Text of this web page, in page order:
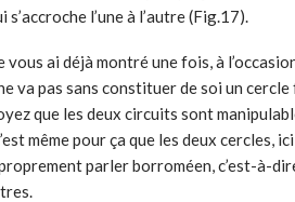
l’une à l’autre (Fig.17).
ai déjà montré une fois, à
va pas sans constituer de soi un cercle
que les deux circuits sont
même pour ça que les deux cercles,
parler borroméen, c’est-à-